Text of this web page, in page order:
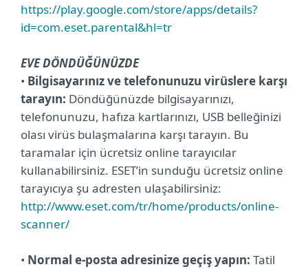
https://play.google.com/store/apps/details?
id=com.eset.parental&hl=tr
EVE DÖNDÜĞÜNÜZDE
• Bilgisayarınız ve telefonunuzu virüslere karşı
tarayın: Döndüğünüzde bilgisayarınızı,
telefonunuzu, hafıza kartlarınızı, USB belleğinizi
olası virüs bulaşmalarına karşı tarayın. Bu
taramalar için ücretsiz online tarayıcılar
kullanabilirsiniz. ESET’in sunduğu ücretsiz online
tarayıcıya şu adresten ulaşabilirsiniz:
http://www.eset.com/tr/home/products/online-
scanner/
• Normal e-posta adresinize geçiş yapın: Tatil